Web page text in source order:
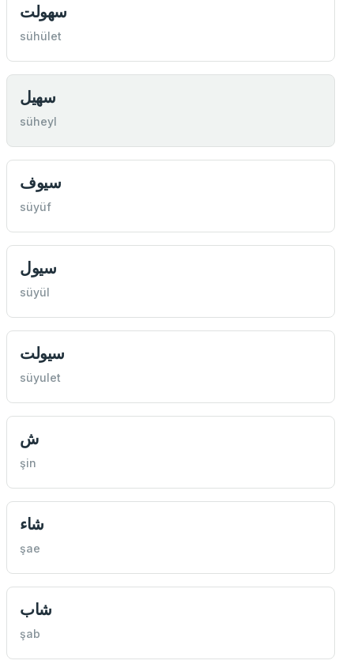
سهولت
sühület
سهيل
süheyl
سيوف
süyüf
سيول
süyül
سيولت
süyulet
ش
şin
شاء
şae
شاب
şab